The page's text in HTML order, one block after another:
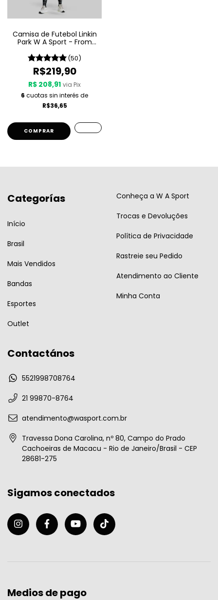
Camisa de Futebol Linkin
Park W A Sport - From
(50)
R$219,90
R$ 208,91 via Pix
6 cuotas sin interés de
R$36,65
COMPRAR
Categorías
Início
Brasil
Mais Vendidos
Bandas
Esportes
Outlet
Conheça a W A Sport
Trocas e Devoluções
Política de Privacidade
Rastreie seu Pedido
Atendimento ao Cliente
Minha Conta
Contactános
5521998708764
21 99870-8764
atendimento@wasport.com.br
Travessa Dona Carolina, nº 80, Campo do Prado
Cachoeiras de Macacu - Rio de Janeiro/Brasil - CEP
28681-275
Sigamos conectados
Medios de pago